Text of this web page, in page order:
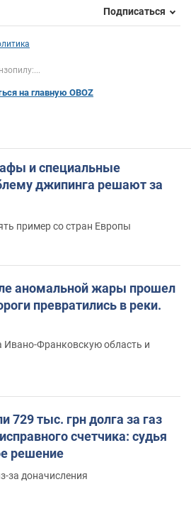
Подписаться
на главную OBOZ
и специальные
джипинга решают за
пример со стран Европы
аномальной жары прошел
превратились в реки.
Ивано-Франковскую область и
729 тыс. грн долга за газ
счетчика: судья
решение
за доначисления